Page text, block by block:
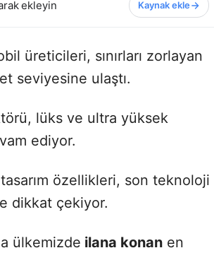
ekleyin Kaynak ekle
üreticileri, sınırları zorlayan
seviyesine ulaştı.
lüks ve ultra yüksek
ediyor.
özellikleri, son teknoloji
dikkat çekiyor.
ülkemizde ilana konan en